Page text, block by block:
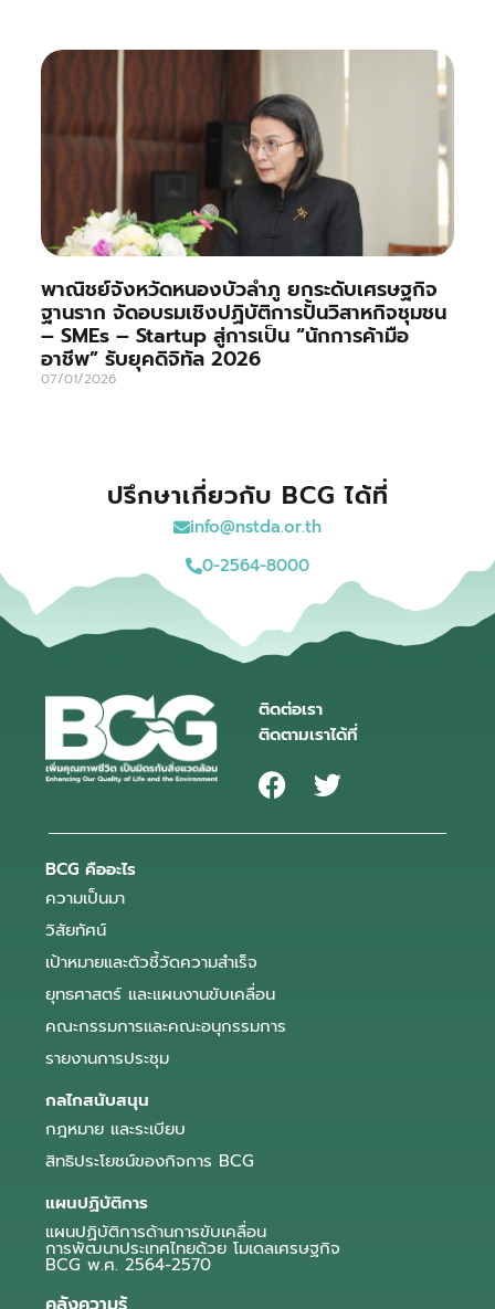
พาณิชย์จังหวัดหนองบัวลำภู ยกระดับเศรษฐกิจ
ฐานราก จัดอบรมเชิงปฏิบัติการปั้นวิสาหกิจชุมชน
– SMEs – Startup สู่การเป็น “นักการค้ามือ
อาชีพ” รับยุคดิจิทัล 2026
07/01/2026
ปรึกษาเกี่ยวกับ BCG ได้ที่
info@nstda.or.th
0-2564-8000
ติดต่อเรา
ติดตามเราได้ที่
BCG คืออะไร
ความเป็นมา
วิสัยทัศน์
เป้าหมายและตัวชี้วัดความสำเร็จ
ยุทธศาสตร์ และแผนงานขับเคลื่อน
คณะกรรมการและคณะอนุกรรมการ
รายงานการประชุม
กลไกสนับสนุน
กฎหมาย และระเบียบ
สิทธิประโยชน์ของกิจการ BCG
แผนปฏิบัติการ
แผนปฏิบัติการด้านการขับเคลื่อน
การพัฒนาประเทศไทยด้วย โมเดลเศรษฐกิจ
BCG พ.ศ. 2564-2570